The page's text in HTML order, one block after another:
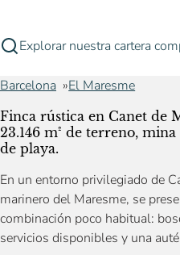
Explorar nuestra cartera
Barcelona El Maresme
Finca rústica en Canet de
23.146 m² de terreno,
de playa.
En un entorno privilegiado de
marinero del Maresme, se
combinación poco habitual:
servicios disponibles y una